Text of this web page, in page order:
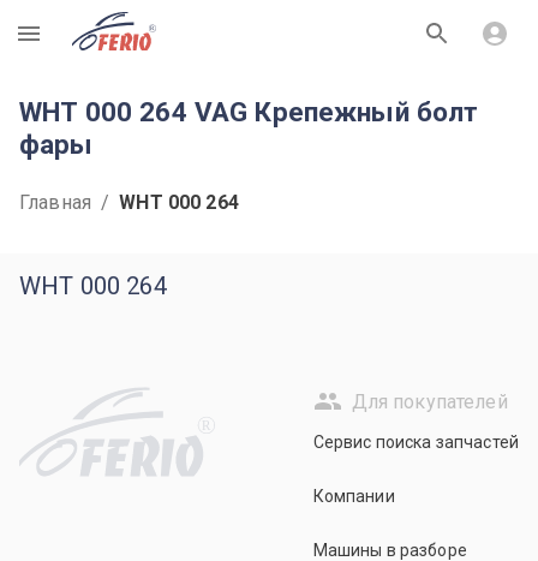
R
WHT 000 264 VAG Крепежный болт
фары
Главная / WHT 000 264
WHT 000 264
R
Для покупателей
Сервис поиска запчастей
Компании
Машины в разборе